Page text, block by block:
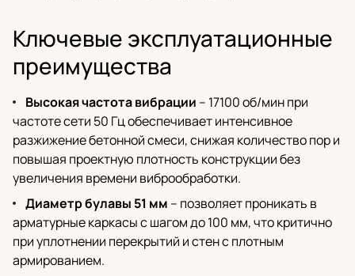
Ключевые эксплуатационные
преимущества
Высокая частота вибрации – 17100 об/мин при
частоте сети 50 Гц обеспечивает интенсивное
разжижение бетонной смеси, снижая количество пор и
повышая проектную плотность конструкции без
увеличения времени виброобработки.
Диаметр булавы 51 мм – позволяет проникать в
арматурные каркасы с шагом до 100 мм, что критично
при уплотнении перекрытий и стен с плотным
армированием.